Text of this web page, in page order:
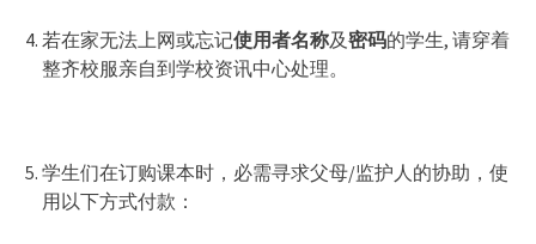
若在家无法上网或忘记使用者名称及密码的学生, 请穿着
整齐校服亲自到学校资讯中心处理。
学生们在订购课本时，必需寻求父母/监护人的协助，使
用以下方式付款：